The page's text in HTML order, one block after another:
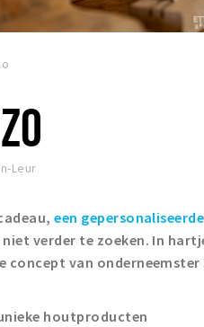
Leur
een
verder te zoeken. In
concept van
houtproducten